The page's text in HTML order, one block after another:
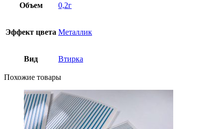
Объем 0,2г
Эффект цвета Металлик
Вид Втирка
Похожие товары